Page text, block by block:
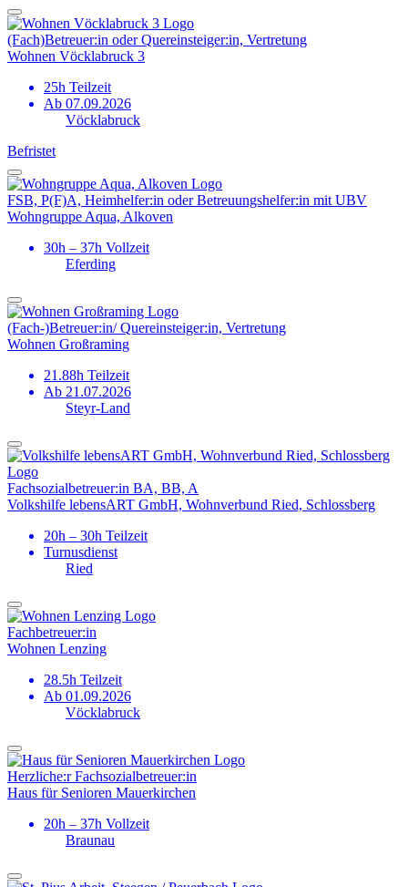
(Fach)Betreuer:in oder Quer­einsteiger:in, Vertretung
Wohnen Vöcklabruck 3
25h Teilzeit
Ab 07.09.2026
Vöcklabruck
Befristet
FSB, P(F)A, Heimhelfer:in oder Betreuungs­helfer:in mit UBV
Wohngruppe Aqua, Alkoven
30h – 37h Vollzeit
Eferding
(Fach-)Betreuer:in/ Quereinsteiger:in, Vertretung
Wohnen Großraming
21.88h Teilzeit
Ab 21.07.2026
Steyr-Land
Fachsozial­betreuer:in BA, BB, A
Volkshilfe lebensART GmbH, Wohnverbund Ried, Schlossberg
20h – 30h Teilzeit
Turnusdienst
Ried
Fachbetreuer:in
Wohnen Lenzing
28.5h Teilzeit
Ab 01.09.2026
Vöcklabruck
Herzliche:r Fachsozial­betreuer:in
Haus für Senioren Mauerkirchen
20h – 37h Vollzeit
Braunau